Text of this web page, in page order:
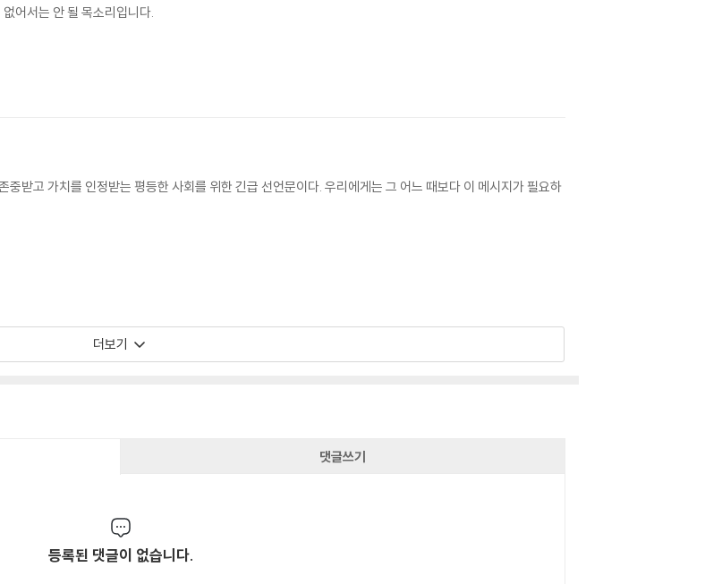
어서는 안 될 목소리입니다.
중받고 가치를 인정받는 평등한 사회를 위한 긴급 선언문이다. 우리에게는 그 어느 때보다 이 메시지가 필요하
더보기
댓글쓰기
등록된 댓글이 없습니다.